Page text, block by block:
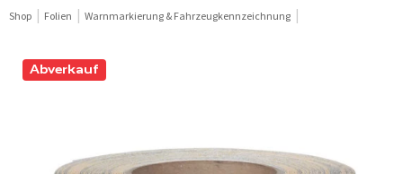
Shop Folien Warnmarkierung & Fahrzeugkennzeichnung
Abverkauf